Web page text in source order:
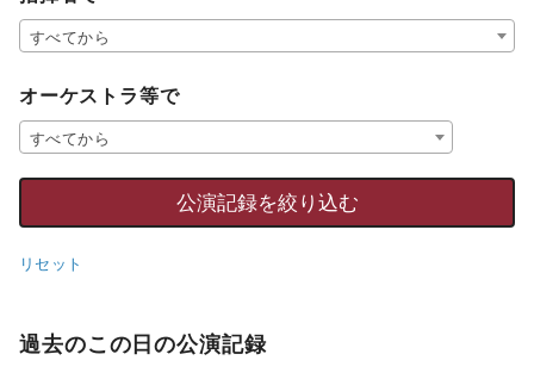
すべてから
オーケストラ等で
すべてから
リセット
過去のこの日の公演記録